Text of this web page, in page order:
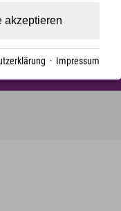
akzeptieren
· Impressum